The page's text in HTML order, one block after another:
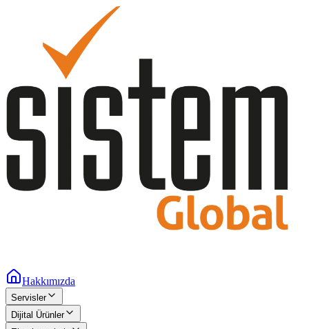
Hakkımızda
Servisler
Dijital Ürünler